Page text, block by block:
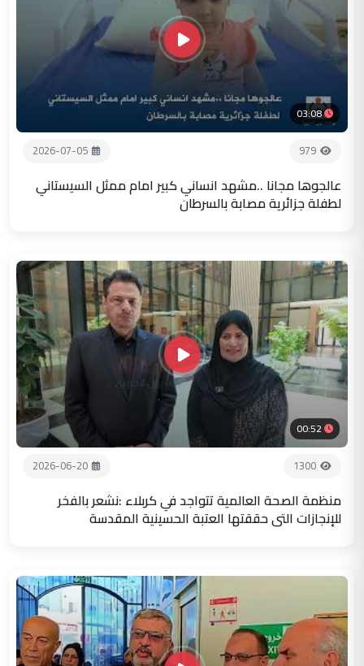
03:08
979
2026-07-05
عالجوها مجانا ..مشهد انساني كبير امام ممثل السيستاني
لطفلة جزائرية مصابة بالسرطان
00:52
1300
2026-06-20
منظمة الصحة العالمية تتواجد في كربلاء :نشعر بالفخر
للإنجازات التي حققتها العتبة الحسينية المقدسة